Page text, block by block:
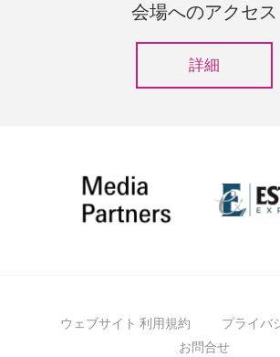
会場へのアクセス
詳細
ウェブサイト 利用規約
プライバ
お問合せ